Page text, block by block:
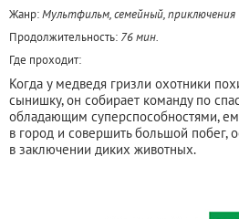
Жанр:Мультфильм, семейный, приключения
Продолжительность: 76 мин.
Где проходит:
Когда у медведя гризли охотники
сынишку, он собирает команду по
обладающим суперспособностями,
в город и совершить большой побег,
в заключении диких животных.